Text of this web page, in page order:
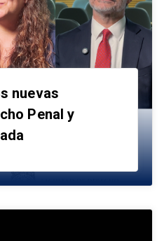
nuevas
Penal y